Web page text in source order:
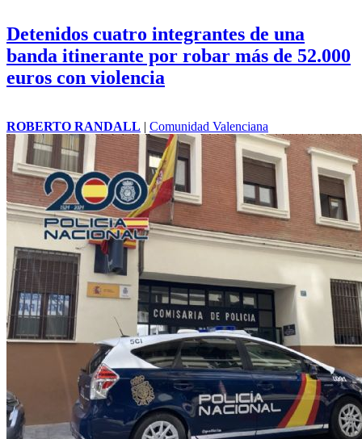
Detenidos cuatro integrantes de una
banda itinerante por robar más de 52.000
euros con violencia
ROBERTO RANDALL | Comunidad Valenciana